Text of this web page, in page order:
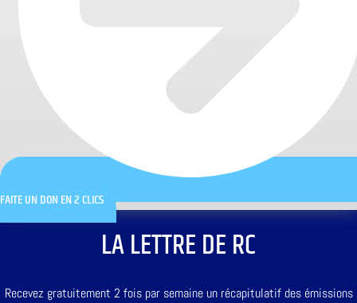
FAITE UN DON EN 2 CLICS
LA LETTRE DE RC
Recevez gratuitement 2 fois par semaine un récapitulatif des émissions